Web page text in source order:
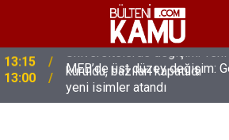
13:00
MEB’de üst düzey değişim:
yeni isimler atandı